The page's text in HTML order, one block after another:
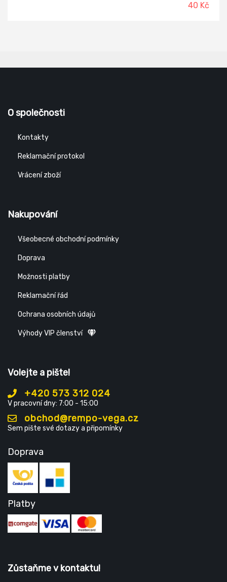
40 Kč
O společnosti
Kontakty
Reklamační protokol
Vrácení zboží
Nakupování
Všeobecné obchodní podmínky
Doprava
Možnosti platby
Reklamační řád
Ochrana osobních údajů
Výhody VIP členství
Volejte a pište!
+420 573 312 024
V pracovní dny: 7:00 - 15:00
obchod@rempo-vega.cz
Sem pište své dotazy a připomínky
Doprava
Platby
Zůstaňme v kontaktu!